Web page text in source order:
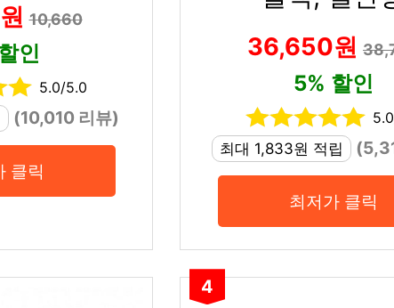
10,660
인
5.0/5.0
(10,010 리뷰)
클릭
36,650원
5% 할인
최대 1,833원 적립
최저가 클릭
4